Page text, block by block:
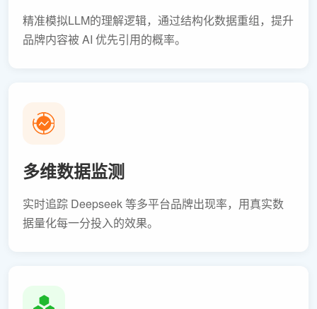
精准模拟LLM的理解逻辑，通过结构化数据重组，提升
品牌内容被 AI 优先引用的概率。
多维数据监测
实时追踪 Deepseek 等多平台品牌出现率，用真实数
据量化每一分投入的效果。